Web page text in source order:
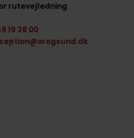
rutevejledning
19 38 00